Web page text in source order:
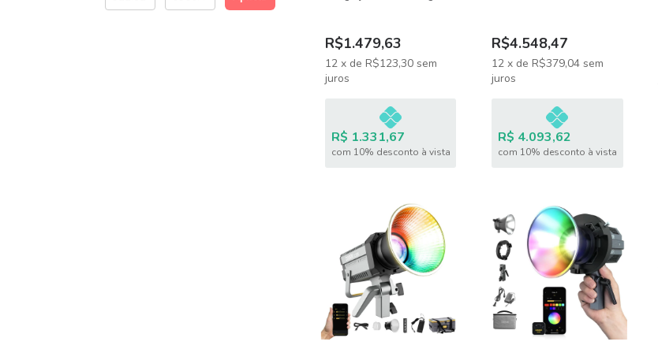
R$1.479,63
12 x de R$123,30 sem
juros
R$ 1.331,67
com 10% desconto à vista
R$4.548,47
12 x deR$379,04 sem
juros
R$ 4.093,62
com 10% desconto à vista